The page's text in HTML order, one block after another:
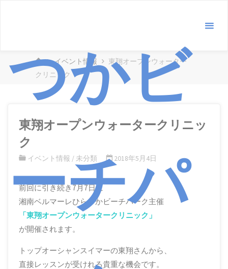
つかビ
ーチパ
ホ
ー
イベント情報
東翔オープンウォーター
クリニック
東翔オープンウォータークリニッ
ク
イベント情報 / 未分類 2018年5月4日
前回に引き続き7月7日に
湘南ベルマーレひらつかビーチパーク主催
「東翔オープンウォータークリニック」
が開催されます。
トップオーシャンスイマーの東翔さんから、
直接レッスンが受けれる貴重な機会です。